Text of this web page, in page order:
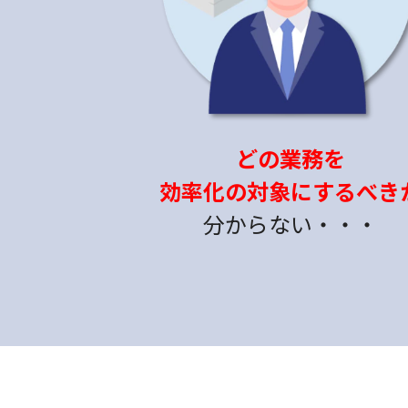
どの業務を
効率化の対象にするべき
分からない・・・